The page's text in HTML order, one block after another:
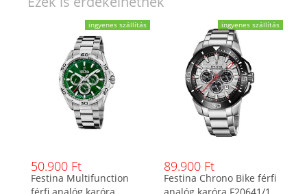
ingyenes szállítás
50.900 Ft
Festina Multifunction
ingyenes szállítás
89.900 Ft
Festina Chrono Bike férfi